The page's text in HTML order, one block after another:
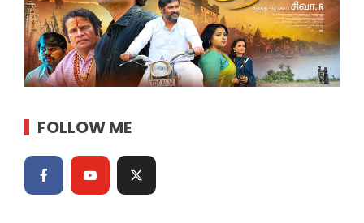
FOLLOW ME